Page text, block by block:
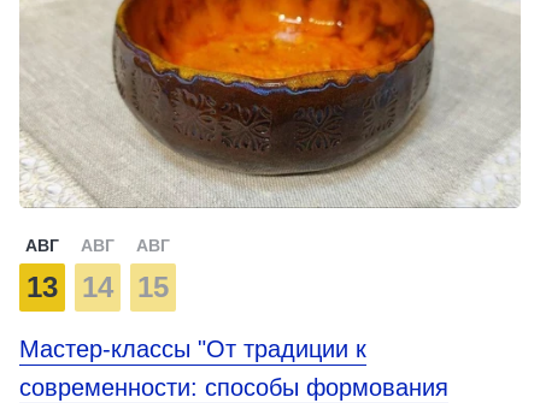
АВГ
13
АВГ
14
АВГ
15
Мастер-классы "От традиции к
современности: способы формования